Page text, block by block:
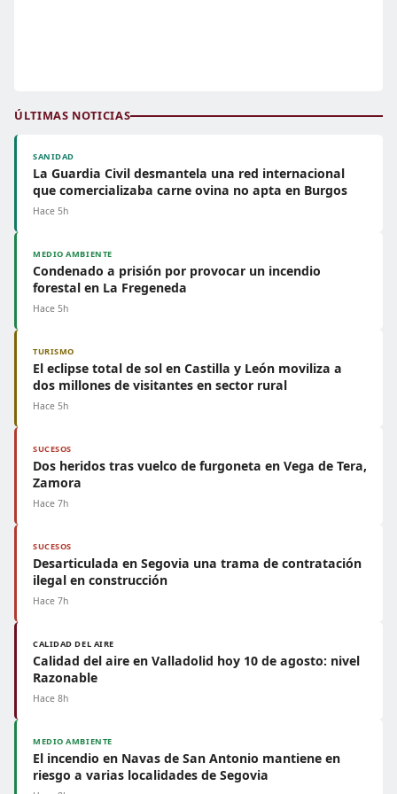
ÚLTIMAS NOTICIAS
SANIDAD
La Guardia Civil desmantela una red internacional
que comercializaba carne ovina no apta en Burgos
Hace 5h
MEDIO AMBIENTE
Condenado a prisión por provocar un incendio
forestal en La Fregeneda
Hace 5h
TURISMO
El eclipse total de sol en Castilla y León moviliza a
dos millones de visitantes en sector rural
Hace 5h
SUCESOS
Dos heridos tras vuelco de furgoneta en Vega de Tera,
Zamora
Hace 7h
SUCESOS
Desarticulada en Segovia una trama de contratación
ilegal en construcción
Hace 7h
CALIDAD DEL AIRE
Calidad del aire en Valladolid hoy 10 de agosto: nivel
Razonable
Hace 8h
MEDIO AMBIENTE
El incendio en Navas de San Antonio mantiene en
riesgo a varias localidades de Segovia